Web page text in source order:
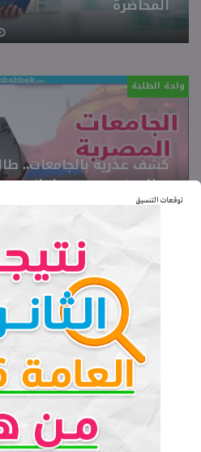
توقعات التنسيق
المحاضرة
واحة الطلبة
كشف عذرية بالجامعات..
«طلب غريب» من برلماني
واحة الطلبة
تفوّق في القرآن والمسرح
وعده شيخ الأزهر بدراسة